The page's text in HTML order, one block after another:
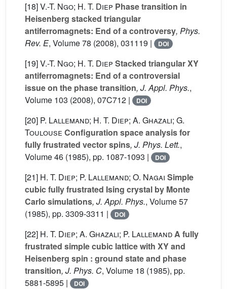
[18]V.-T. Ngo; H. T. Diep Phase transition in
Heisenberg stacked triangular
antiferromagnets: End of a controversy, Phys.
Rev. E, Volume 78 (2008), 031119 | DOI
[19]V.-T. Ngo; H. T. Diep Stacked triangular XY
antiferromagnets: End of a controversial
issue on the phase transition, J. Appl. Phys.,
Volume 103 (2008), 07C712 | DOI
[20] P. Lallemand; H. T. Diep; A. Ghazali; G.
Toulouse Configuration space analysis for
fully frustrated vector spins, J. Phys. Lett.,
Volume 46 (1985), pp. 1087-1093 | DOI
[21] H. T. Diep; P. Lallemand; O. Nagai Simple
cubic fully frustrated Ising crystal by Monte
Carlo simulations, J. Appl. Phys., Volume 57
(1985), pp. 3309-3311 |
DOI
[22] H. T. Diep; A. Ghazali; P. LallemandA fully
frustrated simple cubic lattice with XY and
Heisenberg spin : ground state and phase
transition, J. Phys. C, Volume 18 (1985), pp.
5881-5895 |
DOI